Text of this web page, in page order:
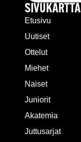
SIVUKARTTA
Etusivu
Uutiset
Ottelut
Miehet
Naiset
Juniorit
Akatemia
Juttusarjat